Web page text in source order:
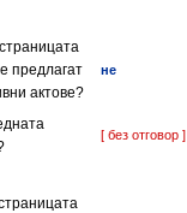
предлагат
актове?
не
[ без отговор ]